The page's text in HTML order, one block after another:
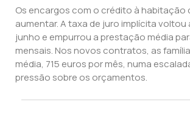
Os encargos com o crédito à habitação
aumentar. A taxa de juro implícita voltou
junho e empurrou a prestação média
mensais. Nos novos contratos, as
média, 715 euros por mês, numa
pressão sobre os orçamentos.